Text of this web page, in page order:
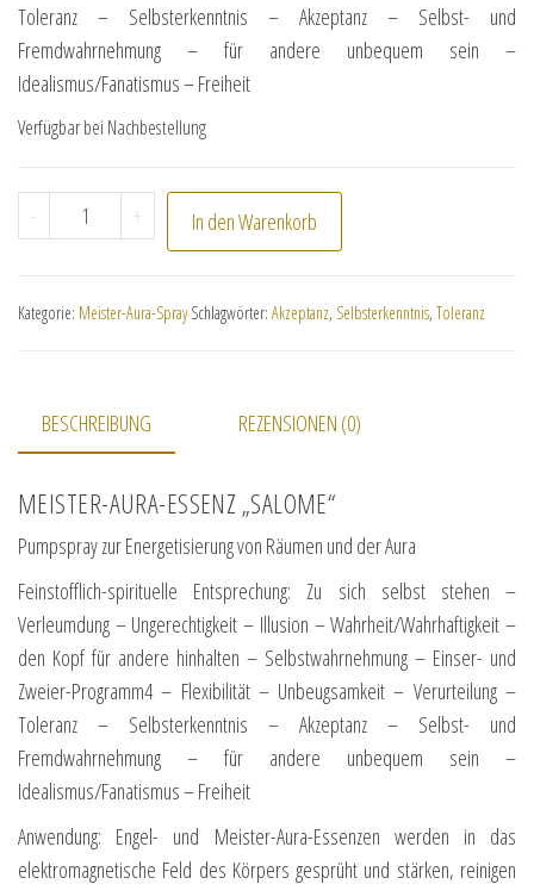
Toleranz – Selbsterkenntnis – Akzeptanz – Selbst- und
Fremdwahrnehmung – für andere unbequem sein –
Idealismus/Fanatismus – Freiheit
Verfügbar bei Nachbestellung
- Meister-Aura-Essenz "Salome" Menge
+ In den Warenkorb
Kategorie: Meister-Aura-Spray Schlagwörter: Akzeptanz, Selbsterkenntnis, Toleranz
BESCHREIBUNG REZENSIONEN (0)
MEISTER-AURA-ESSENZ „SALOME“
Pumpspray zur Energetisierung von Räumen und der Aura
Feinstofflich-spirituelle Entsprechung: Zu sich selbst stehen –
Verleumdung – Ungerechtigkeit – Illusion – Wahrheit/Wahrhaftigkeit –
den Kopf für andere hinhalten – Selbstwahrnehmung – Einser- und
Zweier-Programm4 – Flexibilität – Unbeugsamkeit – Verurteilung –
Toleranz – Selbsterkenntnis – Akzeptanz – Selbst- und
Fremdwahrnehmung – für andere unbequem sein –
Idealismus/Fanatismus – Freiheit
Anwendung: Engel- und Meister-Aura-Essenzen werden in das
elektromagnetische Feld des Körpers gesprüht und stärken, reinigen